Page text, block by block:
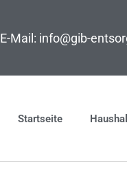
E-Mail: info@gib-
Startseite